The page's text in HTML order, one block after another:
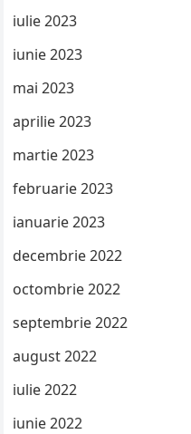
iulie 2023
iunie 2023
mai 2023
aprilie 2023
martie 2023
februarie 2023
ianuarie 2023
decembrie 2022
octombrie 2022
septembrie 2022
august 2022
iulie 2022
iunie 2022